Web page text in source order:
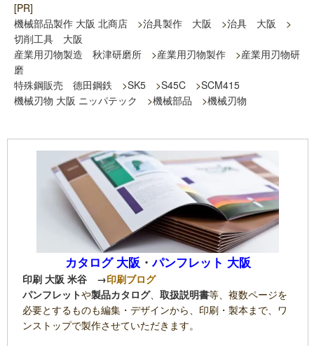
[PR]
機械部品製作 大阪 北商店 >治具製作 大阪 >治具 大阪 >
切削工具 大阪
産業用刃物製造 秋津研磨所 >産業用刃物製作 >産業用刃物研
磨
特殊鋼販売 德田鋼鉄 >SK5 >S45C >SCM415
機械刃物 大阪 ニッパテック >機械部品 >機械刃物
カタログ 大阪 ・パンフレット 大阪
印刷 大阪 米谷 →印刷ブログ
パンフレットや製品カタログ、取扱説明書等、複数ページを
必要とするものも編集・デザインから、印刷・製本まで、ワ
ンストップで製作させていただきます。